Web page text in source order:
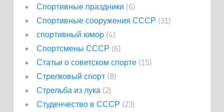
Спортивные праздники (6)
Спортивные сооружения СССР (31)
спортивный юмор(4)
Спортсмены СССР (6)
Статьи о советском спорте(15)
Стрелковый спорт(8)
Стрельба из лука (2)
Студенчество в СССР (23)